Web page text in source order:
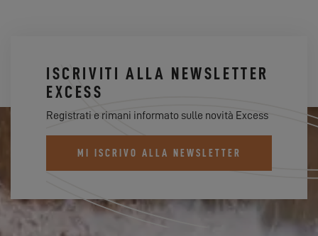
ISCRIVITI ALLA NEWSLETTER
EXCESS
Registrati e rimani informato sulle novità Excess
MI ISCRIVO ALLA NEWSLETTER